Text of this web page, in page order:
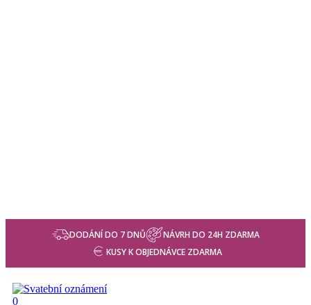
DODÁNÍ DO 7 DNŮ
NÁVRH DO 24H ZDARMA
KUSY K OBJEDNÁVCE ZDARMA
search
0